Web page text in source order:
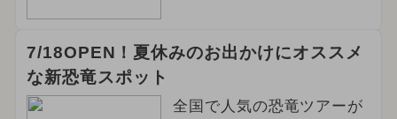
7/18OPEN！夏休みのお出かけにオススメ
な新恐竜スポット
全国で人気の恐竜ツアーが